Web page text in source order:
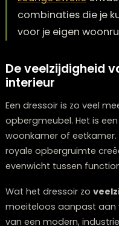
landelijk houdt –
prachtig geheel
combinaties die
voor je eigen
De
interieur
Een dressoir is zo veel
woonkamer of
royale opbergruimte